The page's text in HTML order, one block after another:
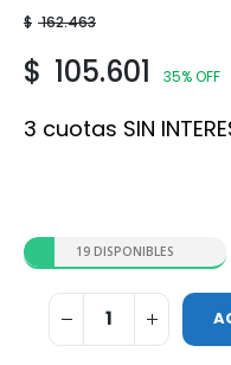
$ 162.463
$ 105.601 35% OFF
3 cuotas SIN
19 DISPONIBLES